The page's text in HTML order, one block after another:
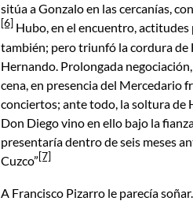
sitúa a Gonzalo en las cercanías,
[6] Hubo, en el encuentro,
también; pero triunfó la cordura de
Hernando. Prolongada
cena, en presencia del Mercedario
conciertos; ante todo, la soltura de
Don Diego vino en ello bajo la
presentaría dentro de seis meses
Cuzco”[7]
A Francisco Pizarro le parecía